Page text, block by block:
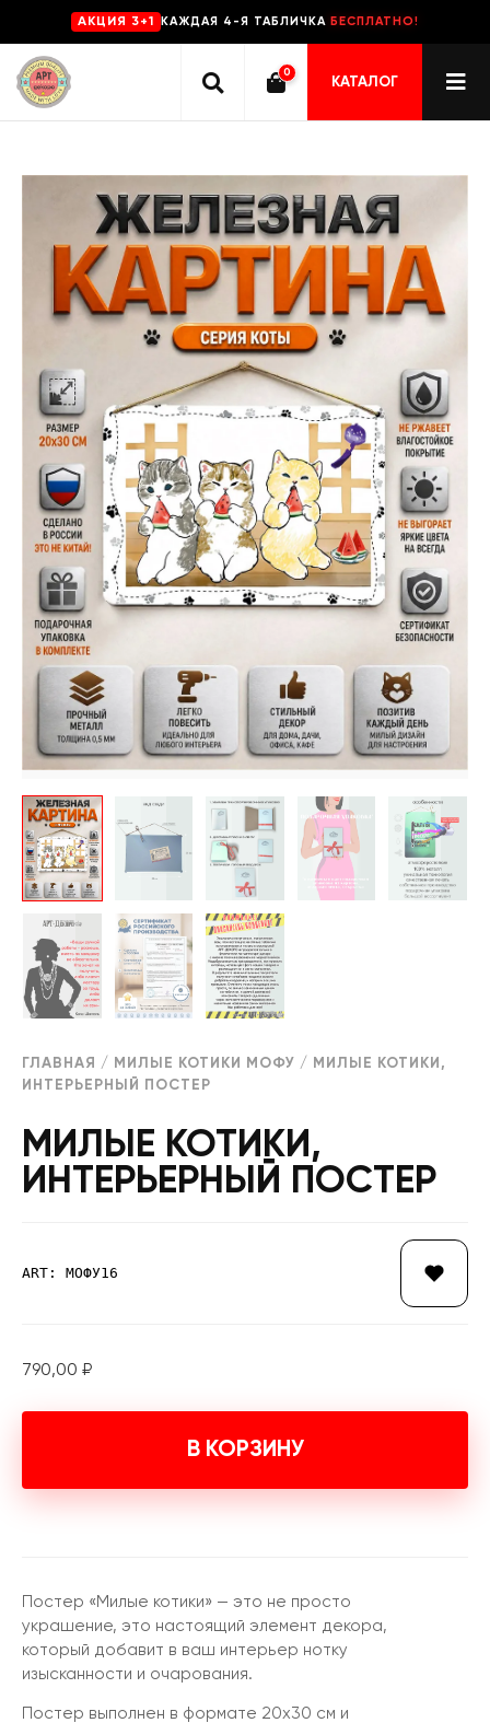
AKЦИЯ 3+1 КАЖДАЯ 4-Я ТАБЛИЧКА БЕСПЛАТНО!
0
КАТАЛОГ
ГЛАВНАЯ / МИЛЫЕ КОТИКИ МОФУ / МИЛЫЕ КОТИКИ,
ИНТЕРЬЕРНЫЙ ПОСТЕР
МИЛЫЕ КОТИКИ,
ИНТЕРЬЕРНЫЙ ПОСТЕР
ART: МОФУ16
790,00 ₽
В КОРЗИНУ
Постер «Милые котики» — это не просто
украшение, это настоящий элемент декора,
который добавит в ваш интерьер нотку
изысканности и очарования.
Постер выполнен в формате 20х30 см и